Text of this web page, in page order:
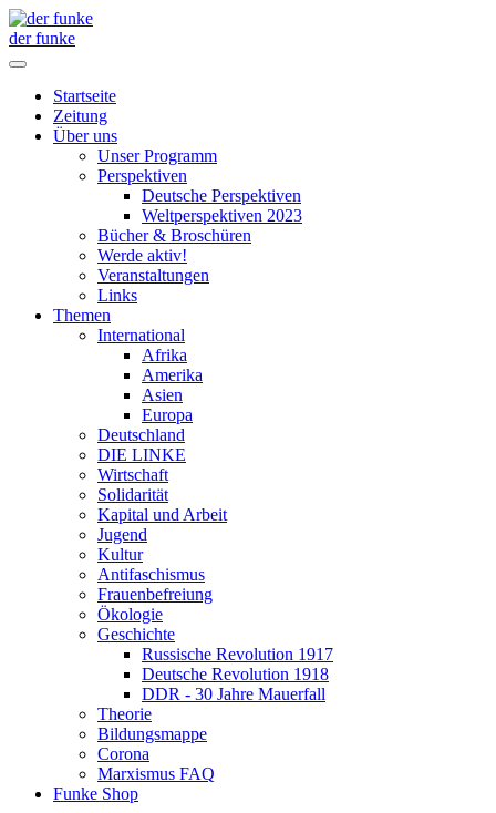
der funke
Startseite
Zeitung
Über uns
Unser Programm
Perspektiven
Deutsche Perspektiven
Weltperspektiven 2023
Bücher & Broschüren
Werde aktiv!
Veranstaltungen
Links
Themen
International
Afrika
Amerika
Asien
Europa
Deutschland
DIE LINKE
Wirtschaft
Solidarität
Kapital und Arbeit
Jugend
Kultur
Antifaschismus
Frauenbefreiung
Ökologie
Geschichte
Russische Revolution 1917
Deutsche Revolution 1918
DDR - 30 Jahre Mauerfall
Theorie
Bildungsmappe
Corona
Marxismus FAQ
Funke Shop